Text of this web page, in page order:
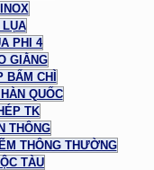
LỤA
PHI 4
GIẰNG
BẤM CHÌ
QUỐC
TK
THÔNG
THÔNG THƯỜNG
TÀU